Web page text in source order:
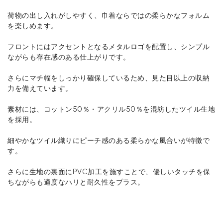
荷物の出し入れがしやすく、巾着ならではの柔らかなフォルム
を楽しめます。
フロントにはアクセントとなるメタルロゴを配置し、シンプル
ながらも存在感のある仕上がりです。
さらにマチ幅をしっかり確保しているため、見た目以上の収納
力を備えています。
素材には、コットン50％・アクリル50％を混紡したツイル生地
を採用。
細やかなツイル織りにピーチ感のある柔らかな風合いが特徴で
す。
さらに生地の裏面にPVC加工を施すことで、優しいタッチを保
ちながらも適度なハリと耐久性をプラス。